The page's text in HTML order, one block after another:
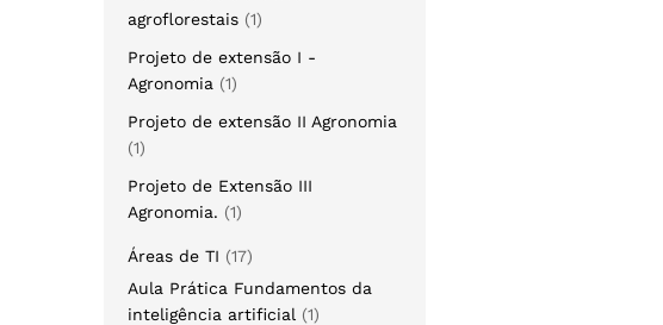
agroflorestais
1
Projeto de extensão I -
Agronomia
1
Projeto de extensão II Agronomia
1
Projeto de Extensão III
Agronomia.
1
Áreas de TI
17
Aula Prática Fundamentos da
inteligência artificial
1